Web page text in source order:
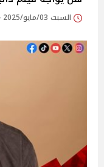
السبت 03/مايو/2025 - 03:31 م